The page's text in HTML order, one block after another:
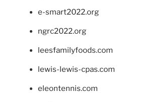
e-smart2022.org
ngrc2022.org
leesfamilyfoods.com
lewis-lewis-cpas.com
eleontennis.com